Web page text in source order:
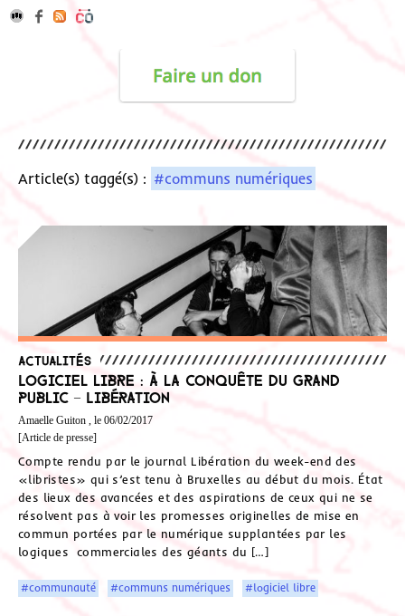
Article(s) taggé(s) : #communs numériques
Actualités
Logiciel libre : à la conquête du grand
public – Libération
Amaelle Guiton , le 06/02/2017
[Article de presse]
Compte rendu par le journal Libération du week-end des
«libristes» qui s’est tenu à Bruxelles au début du mois. État
des lieux des avancées et des aspirations de ceux qui ne se
résolvent pas à voir les promesses originelles de mise en
commun portées par le numérique supplantées par les
logiques commerciales des géants du […]
#communauté #communs numériques #logiciel libre